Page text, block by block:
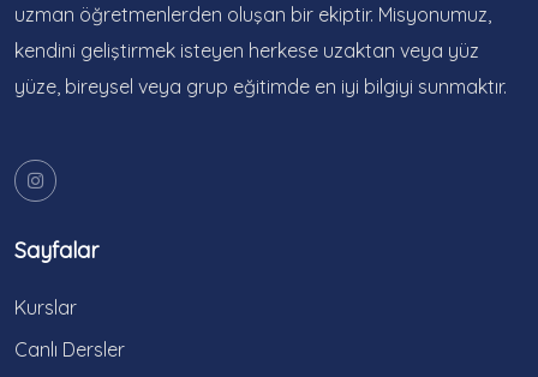
uzman öğretmenlerden oluşan bir ekiptir. Misyonumuz,
kendini geliştirmek isteyen herkese uzaktan veya yüz
yüze, bireysel veya grup eğitimde en iyi bilgiyi sunmaktır.
Sayfalar
Kurslar
Canlı Dersler